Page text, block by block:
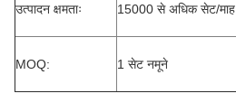
उत्पादन क्षमताः 15000 से अधिक सेट/माह
MOQ: 1 सेट नमूने